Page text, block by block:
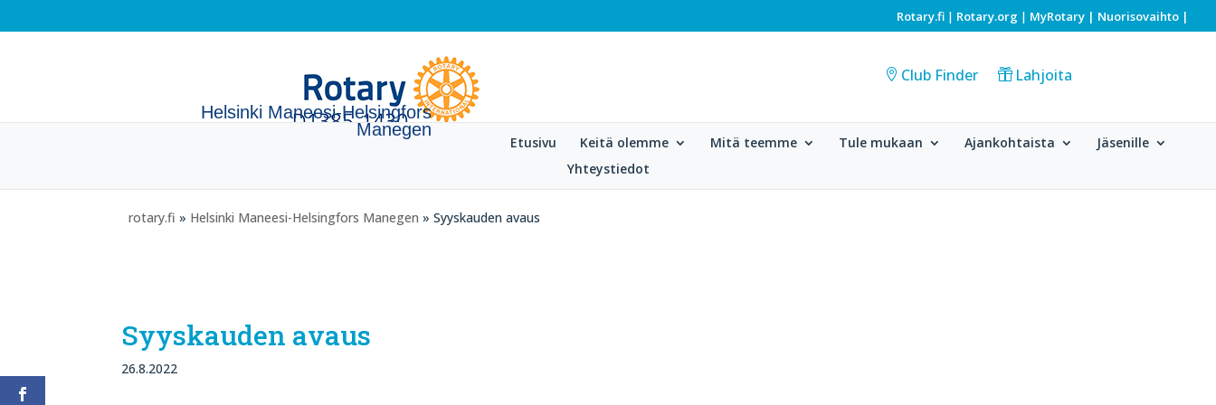
Rotary.fi | Rotary.org | MyRotary | Nuorisovaihto |
Helsinki Maneesi-Helsingfors
Manegen
Club Finder Lahjoita
Etusivu Keitä olemme Mitä teemme Tule mukaan Ajankohtaista
Jäsenille
Yhteystiedot
rotary.fi » Helsinki Maneesi-Helsingfors Manegen » Syyskauden avaus
Syyskauden avaus
26.8.2022